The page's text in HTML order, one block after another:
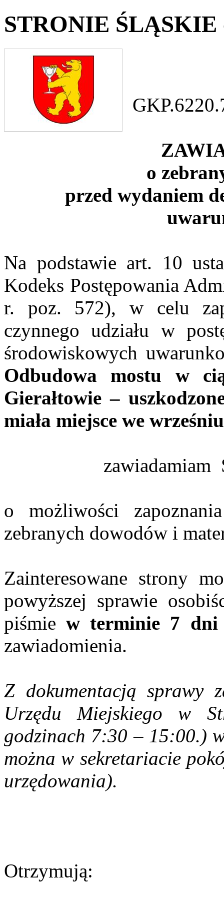
STRONIE ŚLĄSKIE
o
przed wydaniem
Na podstawie art. 10
Kodeks Postępowania
r. poz. 572), w celu
czynnego udziału w
środowiskowych
Odbudowa mostu w
Gierałtowie –
miała miejsce we
zawiadamiam
o możliwości
zebranych dowodów i
Zainteresowane strony
powyższej sprawie
piśmiew terminie 7 dni
zawiadomienia.
Z dokumentacją sprawy
Urzędu Miejskiego w
godzinach 7:30 – 15:00.)
można w sekretariacie
urzędowania).
Otrzymują: